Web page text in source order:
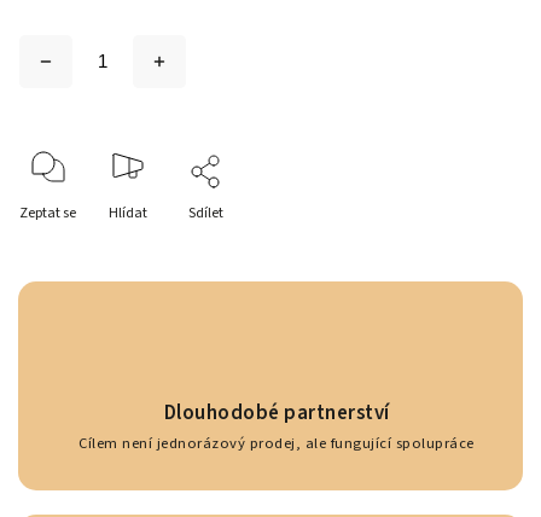
Zeptat se Hlídat Sdílet
Dlouhodobé partnerství
Cílem není jednorázový prodej, ale fungující spolupráce